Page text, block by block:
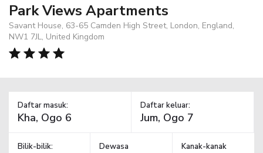
Park Views Apartments
Savant House, 63-65 Camden High Street, London, England,
NW1 7JL, United Kingdom
Daftar masuk: Daftar keluar:
Bilik-bilik: Dewasa Kanak-kanak